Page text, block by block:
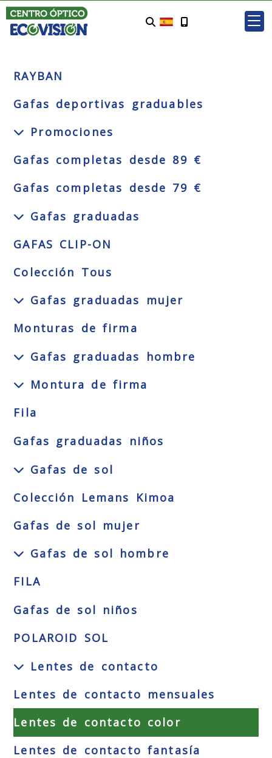
RAYBAN
Gafas deportivas graduables
Promociones
Gafas completas desde 89 €
Gafas completas desde 79 €
Gafas graduadas
GAFAS CLIP-ON
Colección Tous
Gafas graduadas mujer
Monturas de firma
Gafas graduadas hombre
Montura de firma
Fila
Gafas graduadas niños
Gafas de sol
Colección Lemans Kimoa
Gafas de sol mujer
Gafas de sol hombre
FILA
Gafas de sol niños
POLAROID SOL
Lentes de contacto
Lentes de contacto mensuales
Lentes de contacto color
Lentes de contacto fantasía